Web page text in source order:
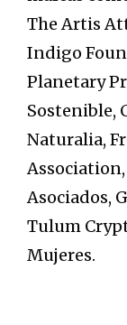
The Artis
Indigo
Planetary
Sostenible,
Naturalia,
Asociados,
Tulum
Mujeres.